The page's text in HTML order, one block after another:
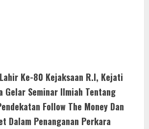
Ke-80 Kejaksaan R.I, Kejati
Gelar Seminar Ilmiah Tentang
Follow The Money Dan
Dalam Penanganan Perkara